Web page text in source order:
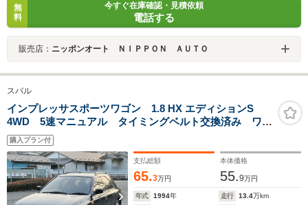
無
料
今すぐ在庫確認・見積依頼
電話する
販売店： ニッポンオート ＮＩＰＰＯＮ ＡＵＴＯ
スバル
インプレッサスポーツワゴン 1.8 HX エディションS
4WD 5速マニュアル タイミングベルト交換済み ワン
オ-ナ- NARDIハンドル
購入プラン付
支払総額
65.3万円
本体価格
55.9万円
年式 1994年 走行 13.4万km